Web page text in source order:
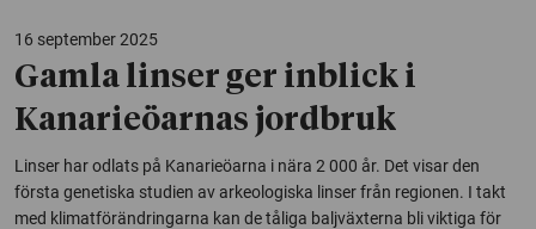
16 september 2025
Gamla linser ger inblick i
Kanarieöarnas jordbruk
Linser har odlats på Kanarieöarna i nära 2 000 år. Det visar den
första genetiska studien av arkeologiska linser från regionen. I takt
med klimatförändringarna kan de tåliga baljväxterna bli viktiga för